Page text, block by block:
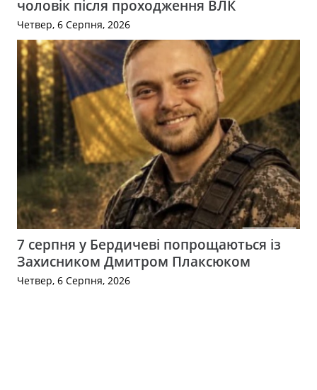
чоловік після проходження ВЛК
Четвер, 6 Серпня, 2026
7 серпня у Бердичеві попрощаються із
Захисником Дмитром Плаксюком
Четвер, 6 Серпня, 2026